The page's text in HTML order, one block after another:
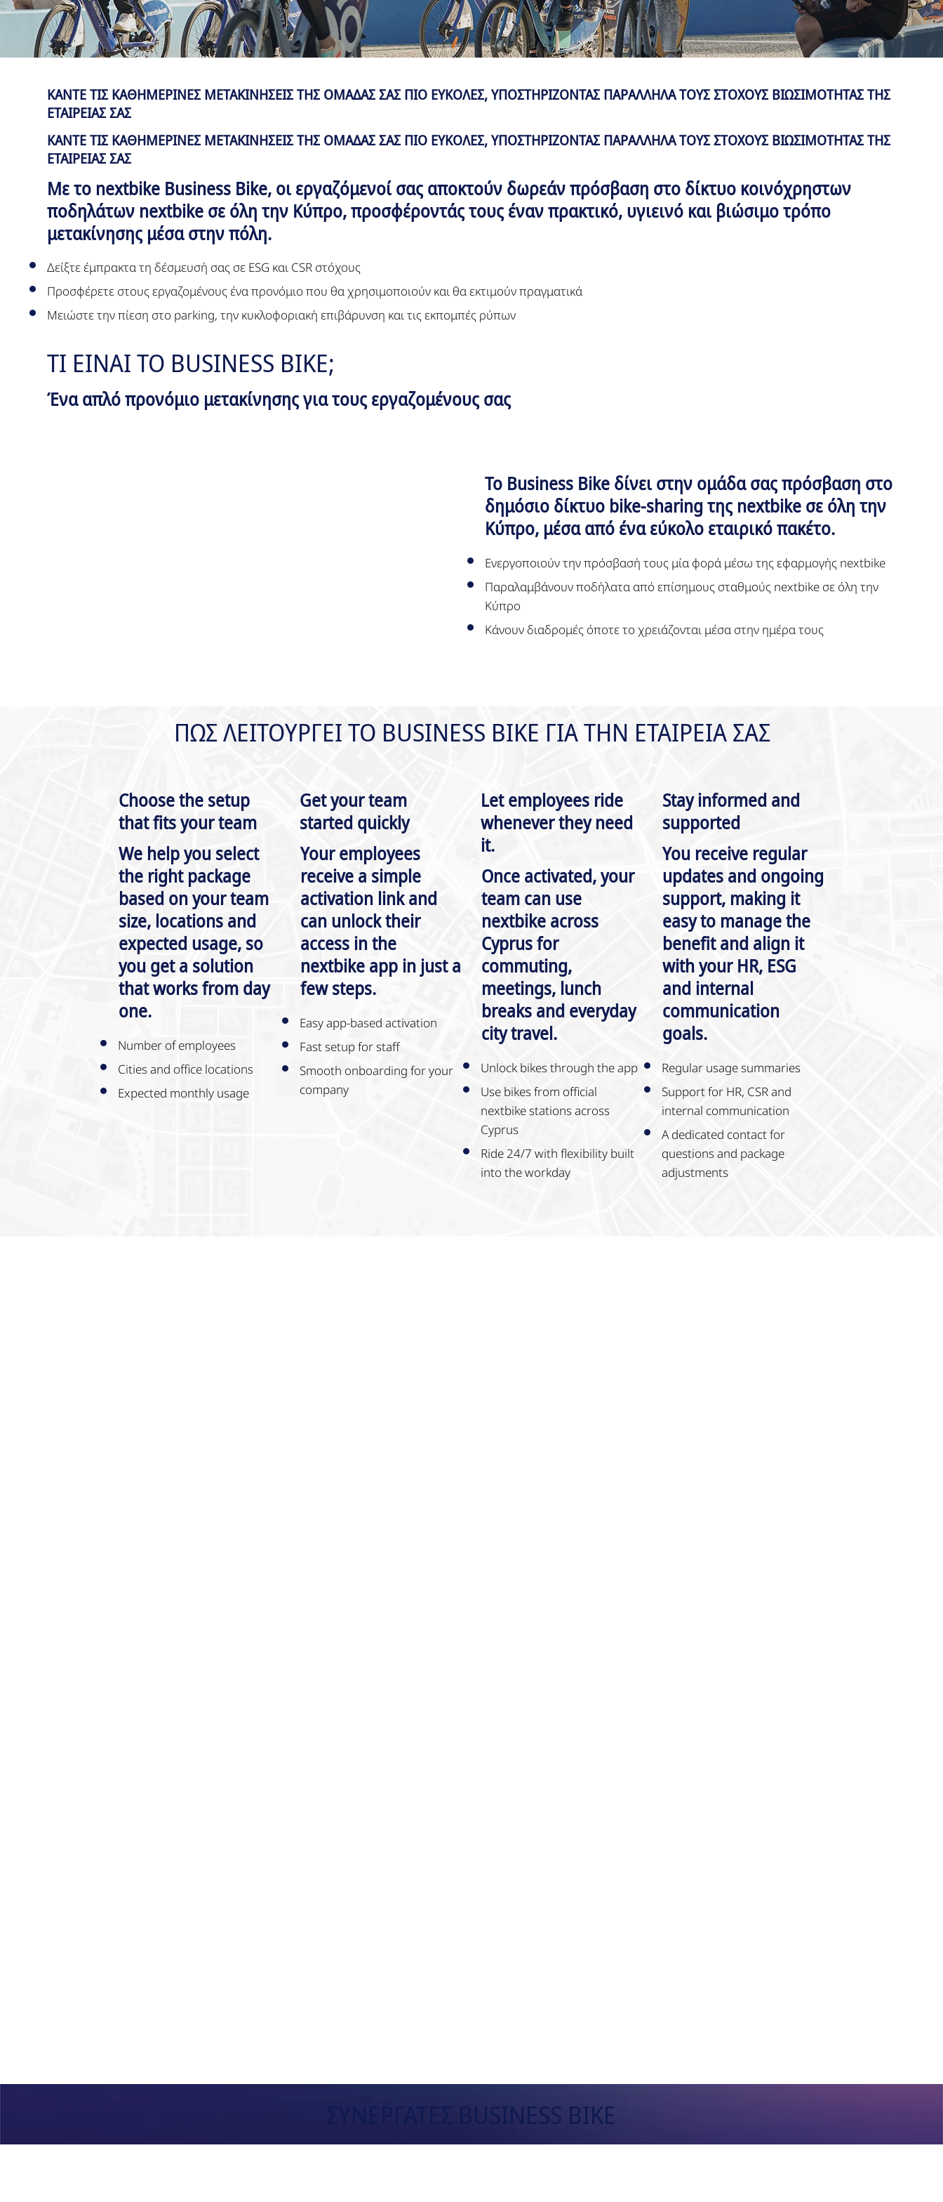
ΚAΝΤΕ ΤΙΣ ΚΑΘΗΜΕΡΙΝEΣ ΜΕΤΑΚΙΝHΣΕΙΣ ΤΗΣ ΟΜAΔΑΣ ΣΑΣ ΠΙΟ EYΚΟΛΕΣ, ΥΠΟΣΤΗΡIΖΟΝΤΑΣ ΠΑΡAΛΛΗΛΑ ΤΟΥΣ ΣΤOΧΟΥΣ ΒΙΩΣΙΜOΤΗΤΑΣ ΤΗΣ
ΕΤΑΙΡΕIΑΣ ΣΑΣ
ΚAΝΤΕ ΤΙΣ ΚΑΘΗΜΕΡΙΝEΣ ΜΕΤΑΚΙΝHΣΕΙΣ ΤΗΣ ΟΜAΔΑΣ ΣΑΣ ΠΙΟ EYΚΟΛΕΣ, ΥΠΟΣΤΗΡIΖΟΝΤΑΣ ΠΑΡAΛΛΗΛΑ ΤΟΥΣ ΣΤOΧΟΥΣ ΒΙΩΣΙΜOΤΗΤΑΣ ΤΗΣ
ΕΤΑΙΡΕIΑΣ ΣΑΣ
Με το nextbike Business Bike, οι εργαζόμενοί σας αποκτούν δωρεάν πρόσβαση στο δίκτυο κοινόχρηστων
ποδηλάτων nextbike σε όλη την Κύπρο, προσφέροντάς τους έναν πρακτικό, υγιεινό και βιώσιμο τρόπο
μετακίνησης μέσα στην πόλη.
Δείξτε έμπρακτα τη δέσμευσή σας σε ESG και CSR στόχους
Προσφέρετε στους εργαζομένους ένα προνόμιο που θα χρησιμοποιούν και θα εκτιμούν πραγματικά
Μειώστε την πίεση στο parking, την κυκλοφοριακή επιβάρυνση και τις εκπομπές ρύπων
ΤΙ ΕΙΝΑΙ ΤΟ BUSINESS BIKE;
Ένα απλό προνόμιο μετακίνησης για τους εργαζομένους σας
Το Business Bike δίνει στην ομάδα σας πρόσβαση στο
δημόσιο δίκτυο bike-sharing της nextbike σε όλη την
Κύπρο, μέσα από ένα εύκολο εταιρικό πακέτο.
Ενεργοποιούν την πρόσβασή τους μία φορά μέσω της εφαρμογής nextbike
Παραλαμβάνουν ποδήλατα από επίσημους σταθμούς nextbike σε όλη την
Κύπρο
Κάνουν διαδρομές όποτε το χρειάζονται μέσα στην ημέρα τους
Choose the setup
that fits your team
We help you select
the right package
based on your team
size, locations and
expected usage, so
you get a solution
that works from day
one.
Number of employees
Cities and office locations
Expected monthly usage
Get your team
started quickly
Your employees
receive a simple
activation link and
can unlock their
access in the
nextbike app in just a
few steps.
Easy app-based activation
Fast setup for staff
Smooth onboarding for your
company
Let employees ride
whenever they need
it.
Once activated, your
team can use
nextbike across
Cyprus for
commuting,
meetings, lunch
breaks and everyday
city travel.
Unlock bikes through the app
Use bikes from official
nextbike stations across
Cyprus
Ride 24/7 with flexibility built
into the workday
Stay informed and
supported
You receive regular
updates and ongoing
support, making it
easy to manage the
benefit and align it
with your HR, ESG
and internal
communication
goals.
Regular usage summaries
Support for HR, CSR and
internal communication
A dedicated contact for
questions and package
adjustments
ΠΩΣ ΛΕΙΤΟΥΡΓΕΙ ΤΟ BUSINESS BIKE ΓΙΑ ΤΗΝ ΕΤΑΙΡΕΙΑ ΣΑΣ
ΣΥΝΕΡΓΑΤΕΣ BUSINESS BIKE